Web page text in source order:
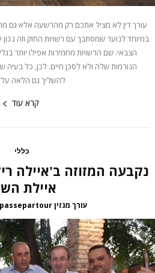
עורך דין לא מציל אתכם רק מהרשעה אלא גם
במיוחד לנוער שמסתבך עם רשויות החוק וזה
הצבאי. שם הרשויות מחמירות אפילו יותר
הנורמות שלה ולא לסכן חיים. לכן, כל בעיה
להשליך גם הלאה על
קרא עוד
כללי
נקבעה המזוזה ב'איילה
איילת
עורך מגזין passepartour